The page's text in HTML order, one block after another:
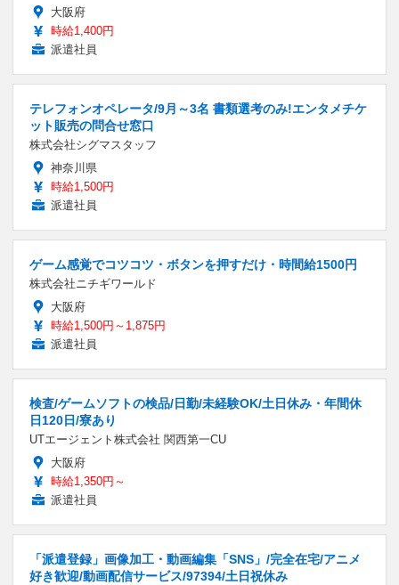
大阪府
時給1,400円
派遣社員
テレフォンオペレータ/9月～3名 書類選考のみ!エンタメチケ
ット販売の問合せ窓口
株式会社シグマスタッフ
神奈川県
時給1,500円
派遣社員
ゲーム感覚でコツコツ・ボタンを押すだけ・時間給1500円
株式会社ニチギワールド
大阪府
時給1,500円～1,875円
派遣社員
検査/ゲームソフトの検品/日勤/未経験OK/土日休み・年間休
日120日/寮あり
UTエージェント株式会社 関西第一CU
大阪府
時給1,350円～
派遣社員
「派遣登録」画像加工・動画編集「SNS」/完全在宅/アニメ
好き歓迎/動画配信サービス/97394/土日祝休み